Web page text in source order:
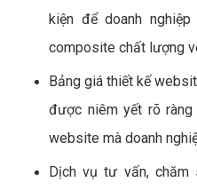
kiện để doanh
composite chất lượng
Bảng giá thiết kế
được niêm yết rõ
website mà doanh
Dịch vụ tư vấn, chăm